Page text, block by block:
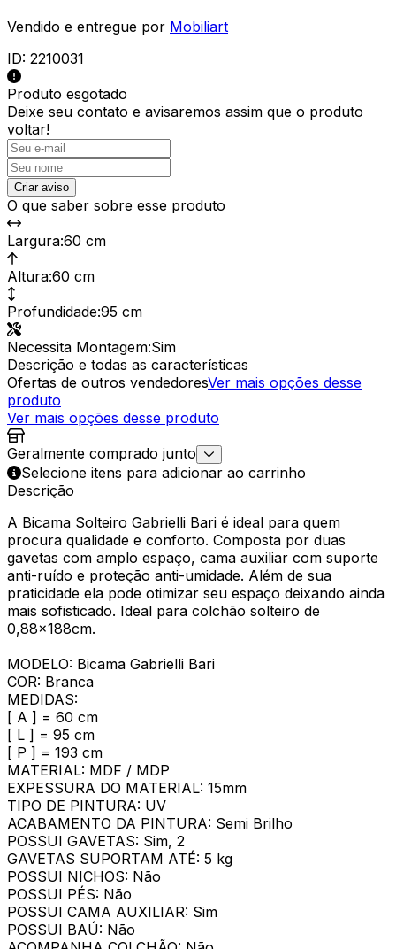
Vendido e entregue por Mobiliart
ID: 2210031
Produto esgotado
Deixe seu contato e avisaremos assim que o produto
voltar!
Criar aviso
O que saber sobre esse produto
Largura:60 cm
Altura:60 cm
Profundidade:95 cm
Necessita Montagem:Sim
Descrição e todas as características
Ofertas de outros vendedoresVer mais opções desse
produto
Ver mais opções desse produto
Geralmente comprado junto
Selecione itens para adicionar ao carrinho
Descrição
A Bicama Solteiro Gabrielli Bari é ideal para quem
procura qualidade e conforto. Composta por duas
gavetas com amplo espaço, cama auxiliar com suporte
anti-ruído e proteção anti-umidade. Além de sua
praticidade ela pode otimizar seu espaço deixando ainda
mais sofisticado. Ideal para colchão solteiro de
0,88x188cm.
MODELO: Bicama Gabrielli Bari
COR: Branca
MEDIDAS:
[ A ] = 60 cm
[ L ] = 95 cm
[ P ] = 193 cm
MATERIAL: MDF / MDP
EXPESSURA DO MATERIAL: 15mm
TIPO DE PINTURA: UV
ACABAMENTO DA PINTURA: Semi Brilho
POSSUI GAVETAS: Sim, 2
GAVETAS SUPORTAM ATÉ: 5 kg
POSSUI NICHOS: Não
POSSUI PÉS: Não
POSSUI CAMA AUXILIAR: Sim
POSSUI BAÚ: Não